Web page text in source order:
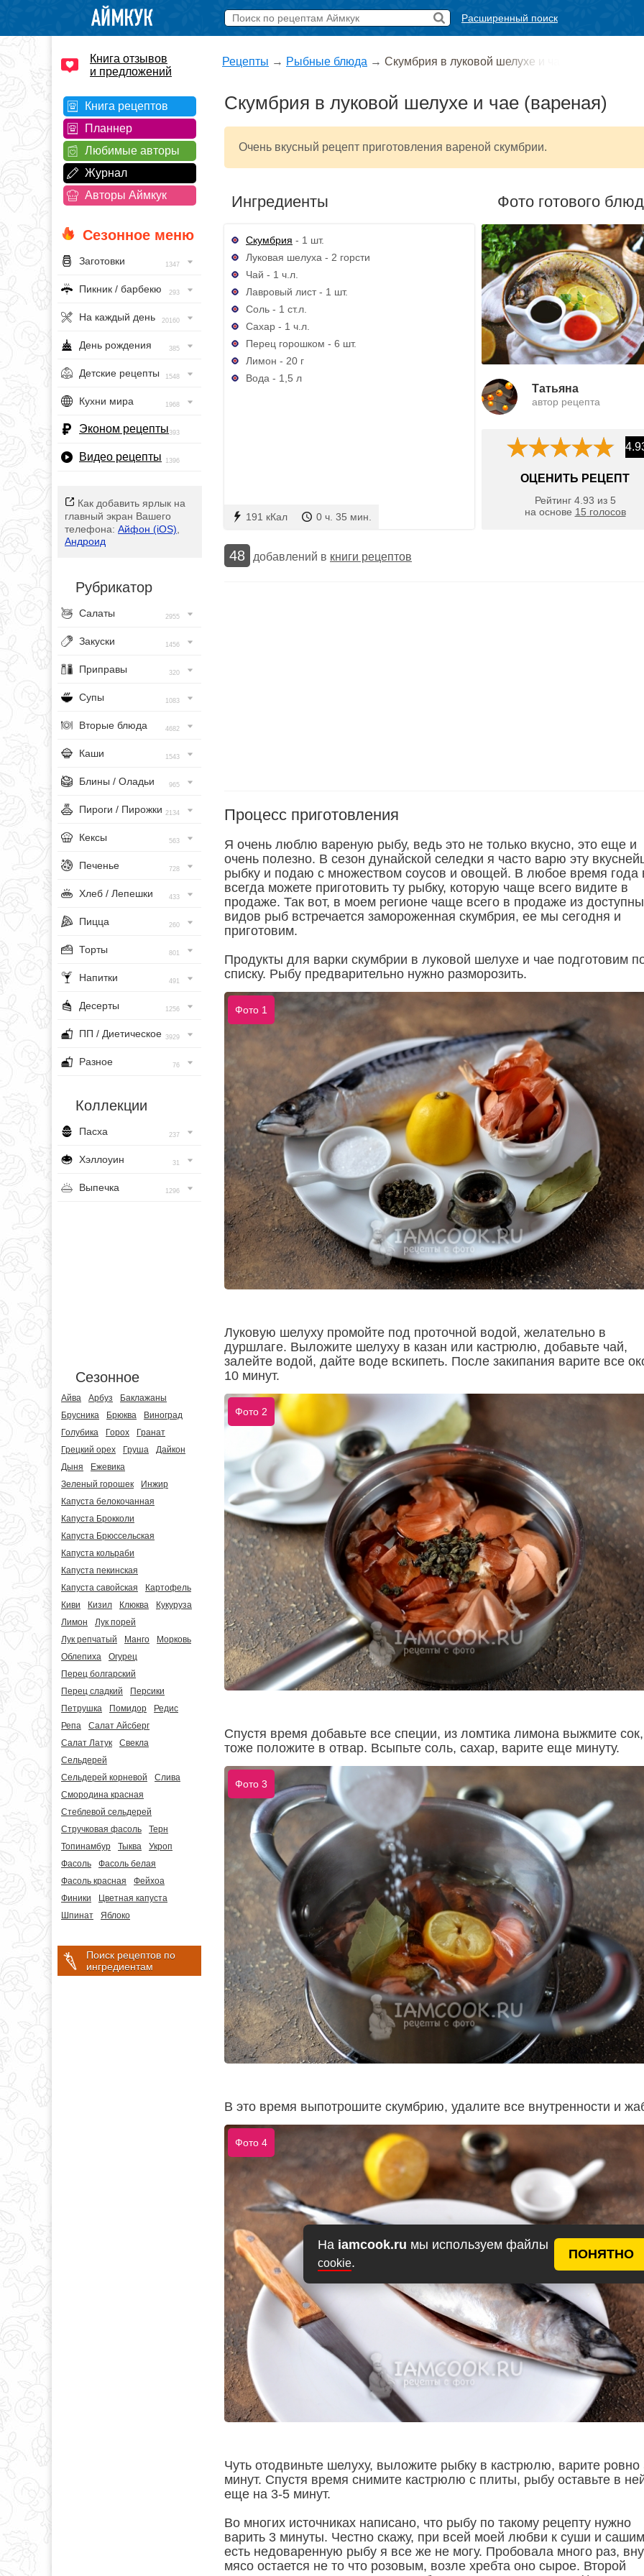
На iamcook.ru мы используем файлы
cookie.
ПОНЯТНО
Расширенный поиск
Книга отзывов
и предложений
Книга рецептов
Планнер
Любимые авторы
Журнал
Авторы Аймкук
Сезонное меню
Заготовки 1347
Пикник / барбекю 293
На каждый день 20160
День рождения 385
Детские рецепты 1548
Кухни мира 1968
Эконом рецепты393
Видео рецепты 1396
Как добавить ярлык на
главный экран Вашего
телефона: Айфон (iOS)
Андроид
Рубрикатор
Салаты 2955
Закуски 1456
Приправы 320
Супы 1083
Вторые блюда 4682
Каши 1543
Блины / Оладьи 965
Пироги / Пирожки 2134
Кексы 563
Печенье 728
Хлеб / Лепешки 433
Пицца 260
Торты 801
Напитки 491
Десерты 1256
ПП / Диетическое 3929
Разное 76
Коллекции
Пасха 237
Хэллоуин 31
Выпечка 1296
Сезонное
Айва Арбуз
Баклажаны
Брусника
Брюква
Виноград
Голубика
Горох
Гранат
Грецкий орех
Груша
Дайкон
Дыня
Ежевика
Зеленый горошек
Инжир
Капуста белокочанная
Капуста Брокколи
Капуста Брюссельская
Капуста кольраби
Капуста пекинская
Капуста савойская
Картофель
Киви
Кизил Клюква
Кукуруза
Лимон
Лук порей
Лук репчатый
Манго
Морковь
Облепиха
Огурец
Перец болгарский
Перец сладкий
Персики
Петрушка
Помидор
Редис
Репа
Салат Айсберг
Салат Латук
Свекла
Сельдерей
Сельдерей корневой
Слива
Смородина красная
Стеблевой сельдерей
Стручковая фасоль
Терн
Топинамбур
Тыква
Укроп
Фасоль
Фасоль белая
Фасоль красная
Фейхоа
Финики
Цветная капуста
Шпинат
Яблоко
Поиск рецептов по
ингредиентам
Рецепты → Рыбные блюда → Скумбрия в луковой шелухе и ча
Скумбрия в луковой шелухе и чае (вареная)
Очень вкусный рецепт приготовления вареной скумбрии.
Ингредиенты
Скумбрия - 1 шт.
Луковая шелуха - 2 горсти
Чай - 1 ч.л.
Лавровый лист - 1 шт.
Соль - 1 ст.л.
Сахар - 1 ч.л.
Перец горошком - 6 шт.
Лимон - 20 г
Вода - 1,5 л
191 кКал 0 ч. 35 мин.
Фото готового
Татьяна
автор рецепта
ОЦЕНИТЬ РЕЦЕПТ
Рейтинг 4.93 из 5
на основе 15 голосов
48 добавлений в книги рецептов
Процесс приготовления
Я очень люблю вареную рыбу, ведь это не только вкусно, это еще и
очень полезно. В сезон дунайской селедки я часто варю эту
рыбку и подаю с множеством соусов и овощей. В любое время года
всегда можете приготовить ту рыбку, которую чаще всего видите в
продаже. Так вот, в моем регионе чаще всего в продаже из
видов рыб встречается замороженная скумбрия, ее мы сегодня и
приготовим.
Продукты для варки скумбрии в луковой шелухе и чае подготовим
списку. Рыбу предварительно нужно разморозить.
Фото 1
Луковую шелуху промойте под проточной водой, желательно в
дуршлаге. Выложите шелуху в казан или кастрюлю, добавьте чай,
залейте водой, дайте воде вскипеть. После закипания варите все
10 минут.
Фото 2
Спустя время добавьте все специи, из ломтика лимона выжмите
тоже положите в отвар. Всыпьте соль, сахар, варите еще минуту.
Фото 3
В это время выпотрошите скумбрию, удалите все внутренности и
Фото 4
Чуть отодвиньте шелуху, выложите рыбку в кастрюлю, варите ровно
минут. Спустя время снимите кастрюлю с плиты, рыбу оставьте в
еще на 3-5 минут.
Во многих источниках написано, что рыбу по такому рецепту нужно
варить 3 минуты. Честно скажу, при всей моей любви к суши и
есть недоваренную рыбу я все же не могу. Пробовала много раз,
мясо остается не то что розовым, возле хребта оно сырое. Второй